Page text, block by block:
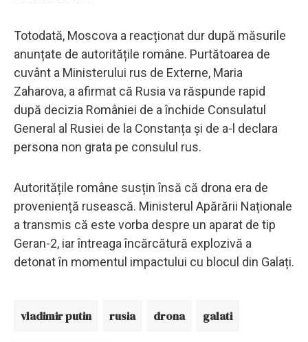
Totodată, Moscova a reacționat dur după măsurile
anunțate de autoritățile române. Purtătoarea de
cuvânt a Ministerului rus de Externe, Maria
Zaharova, a afirmat că Rusia va răspunde rapid
după decizia României de a închide Consulatul
General al Rusiei de la Constanța și de a-l declara
persona non grata pe consulul rus.
Autoritățile române susțin însă că drona era de
proveniență rusească. Ministerul Apărării Naționale
a transmis că este vorba despre un aparat de tip
Geran-2, iar întreaga încărcătură explozivă a
detonat în momentul impactului cu blocul din Galați.
vladimir putin rusia drona galati